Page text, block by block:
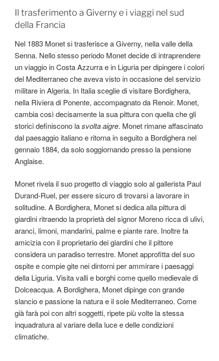
Il trasferimento a Giverny e i viaggi nel sud
della Francia
Nel 1883 Monet si trasferisce a Giverny, nella valle della
Senna. Nello stesso periodo Monet decide di intraprendere
un viaggio in Costa Azzurra e in Liguria per dipingere i colori
del Mediterraneo che aveva visto in occasione del servizio
militare in Algeria. In Italia sceglie di visitare Bordighera,
nella Riviera di Ponente, accompagnato da Renoir. Monet,
cambia così decisamente la sua pittura con quella che gli
storici definiscono lasvolta aigre. Monet rimane affascinato
dal paesaggio italiano e ritorna in seguito a Bordighera nel
gennaio 1884, da solo soggiornando presso la pensione
Anglaise.
Monet rivela il suo progetto di viaggio solo al gallerista Paul
Durand-Ruel, per essere sicuro di trovarsi a lavorare in
solitudine. A Bordighera, Monet si dedica alla pittura di
giardini ritraendo la proprietà del signor Moreno ricca di ulivi,
aranci, limoni, mandarini, palme e piante rare. Inoltre fa
amicizia con il proprietario dei giardini che il pittore
considera un paradiso terrestre. Monet approfitta del suo
ospite e compie gite nei dintorni per ammirare i paesaggi
della Liguria. Visita valli e borghi come quello medievale di
Dolceacqua. A Bordighera, Monet dipinge con grande
slancio e passione la natura e il sole Mediterraneo. Come
già farà poi con altri soggetti, ripete più volte la stessa
inquadratura al variare della luce e delle condizioni
climatiche.